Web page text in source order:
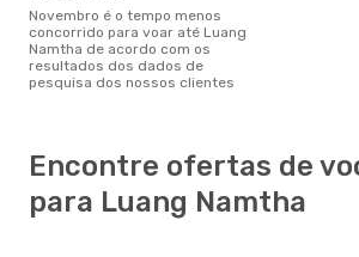
novembro é o tempo menos
concorrido para voar até Luang
Namtha de acordo com os
resultados dos dados de
pesquisa dos nossos clientes
Encontre ofertas de
para Luang Namtha